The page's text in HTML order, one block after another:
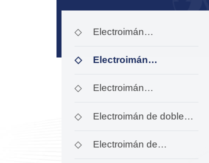
◇ Electroimán
proporcional roscado
◇ Electroimán
proporcional al tornillo
◇ Electroimán
proporcional Servomotor
◇ Electroimán de doble
proporción
◇ Electroimán de